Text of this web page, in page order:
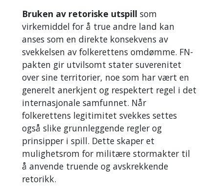
Bruken av retoriske utspill som
virkemiddel for å true andre land kan
anses som en direkte konsekvens av
svekkelsen av folkerettens omdømme. FN-
pakten gir utvilsomt stater suverenitet
over sine territorier, noe som har vært en
generelt anerkjent og respektert regel i det
internasjonale samfunnet. Når
folkerettens legitimitet svekkes settes
også slike grunnleggende regler og
prinsipper i spill. Dette skaper et
mulighetsrom for militære stormakter til
å anvende truende og avskrekkende
retorikk.